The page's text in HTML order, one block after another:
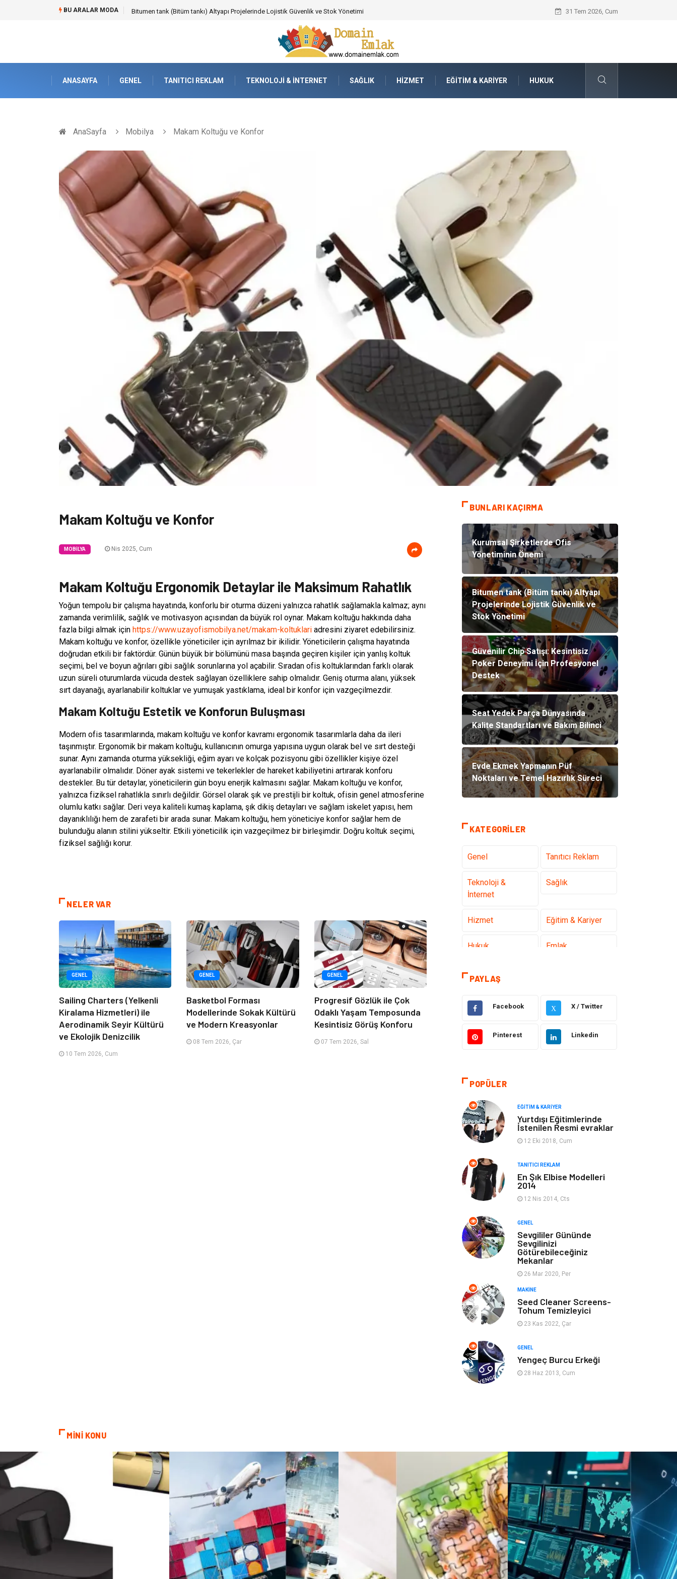
BU ARALAR MODA Bitumen tank (Bitüm tankı) Altyapı Projelerinde Lojistik Güvenlik ve Stok Yönetimi Güvenilir Chip Satışı: Kesintisiz Poker
31 Tem 2026, Cum
ANASAYFA GENEL TANITICI REKLAM TEKNOLOJI & İNTERNET SAĞLIK HIZMET EĞITIM & KARIYER HUKUK
AnaSayfa Mobilya Makam Koltuğu ve Konfor
Makam Koltuğu ve Konfor
MOBILYA Nis 2025, Cum
Makam Koltuğu Ergonomik Detaylar ile Maksimum Rahatlık
Yoğun tempolu bir çalışma hayatında, konforlu bir oturma düzeni yalnızca rahatlık sağlamakla kalmaz; aynı
zamanda verimlilik, sağlık ve motivasyon açısından da büyük rol oynar. Makam koltuğu hakkında daha
fazla bilgi almak için https://www.uzayofismobilya.net/makam-koltuklari adresini ziyaret edebilirsiniz.
Makam koltuğu ve konfor, özellikle yöneticiler için ayrılmaz bir ikilidir. Yöneticilerin çalışma hayatında
doğrudan etkili bir faktördür. Günün büyük bir bölümünü masa başında geçiren kişiler için yanlış koltuk
seçimi, bel ve boyun ağrıları gibi sağlık sorunlarına yol açabilir. Sıradan ofis koltuklarından farklı olarak
uzun süreli oturumlarda vücuda destek sağlayan özelliklere sahip olmalıdır. Geniş oturma alanı, yüksek
sırt dayanağı, ayarlanabilir koltuklar ve yumuşak yastıklama, ideal bir konfor için vazgeçilmezdir.
Makam Koltuğu Estetik ve Konforun Buluşması
Modern ofis tasarımlarında, makam koltuğu ve konfor kavramı ergonomik tasarımlarla daha da ileri
taşınmıştır. Ergonomik bir makam koltuğu, kullanıcının omurga yapısına uygun olarak bel ve sırt desteği
sunar. Aynı zamanda oturma yüksekliği, eğim ayarı ve kolçak pozisyonu gibi özellikler kişiye özel
ayarlanabilir olmalıdır. Döner ayak sistemi ve tekerlekler de hareket kabiliyetini artırarak konforu
destekler. Bu tür detaylar, yöneticilerin gün boyu enerjik kalmasını sağlar. Makam koltuğu ve konfor,
yalnızca fiziksel rahatlıkla sınırlı değildir. Görsel olarak şık ve prestijli bir koltuk, ofisin genel atmosferine
olumlu katkı sağlar. Deri veya kaliteli kumaş kaplama, şık dikiş detayları ve sağlam iskelet yapısı, hem
dayanıklılığı hem de zarafeti bir arada sunar. Makam koltuğu, hem yöneticiye konfor sağlar hem de
bulunduğu alanın stilini yükseltir. Etkili yöneticilik için vazgeçilmez bir birleşimdir. Doğru koltuk seçimi,
fiziksel sağlığı korur.
NELER VAR
GENEL
Sailing Charters (Yelkenli
Kiralama Hizmetleri) ile
Aerodinamik Seyir Kültürü
ve Ekolojik Denizcilik
10 Tem 2026, Cum
GENEL
Basketbol Forması
Modellerinde Sokak Kültürü
ve Modern Kreasyonlar
08 Tem 2026, Çar
GENEL
Progresif Gözlük ile Çok
Odaklı Yaşam Temposunda
Kesintisiz Görüş Konforu
07 Tem 2026, Sal
BUNLARI KAÇIRMA
Kurumsal Şirketlerde Ofis
Yönetiminin Önemi
Bitumen tank (Bitüm tankı) Altyapı
Projelerinde Lojistik Güvenlik ve
Stok Yönetimi
Güvenilir Chip Satışı: Kesintisiz
Poker Deneyimi İçin Profesyonel
Destek
Seat Yedek Parça Dünyasında
Kalite Standartları ve Bakım Bilinci
Evde Ekmek Yapmanın Püf
Noktaları ve Temel Hazırlık Süreci
KATEGORILER
Genel Tanıtıcı Reklam
Teknoloji &
İnternet
Sağlık
Hizmet Eğitim & Kariyer
Hukuk Emlak
Otomotiv
Giyim Keyif & Hobi
Ev Dekorasyon Organizasyon
Finans & Ekonomi Tatil
Anne & Çocuk
Ev İşleri
Gençlik & Eğlence Aksesuar
Spor
Evlilik Rehberi
Astroloji
Kaçırmayın
sağlıklı beslenme Spor Malzemeleri
Bebek Giyim
Yazı Tahtaları Pet Malzemeleri
PAYLAŞ
Facebook X X / Twitter
Pinterest Linkedin
POPÜLER
EĞITIM & KARIYER
Yurtdışı Eğitimlerinde
İstenilen Resmi evraklar
12 Eki 2018, Cum
TANITICI REKLAM
En Şık Elbise Modelleri
2014
12 Nis 2014, Cts
GENEL
Sevgililer Gününde
Sevgilinizi
Götürebileceğiniz
Mekanlar
26 Mar 2020, Per
MAKINE
Seed Cleaner Screens-
Tohum Temizleyici
23 Kas 2022, Çar
GENEL
Yengeç Burcu Erkeği
28 Haz 2013, Cum
MİNİ KONU